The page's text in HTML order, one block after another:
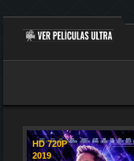
HD 720P
2019